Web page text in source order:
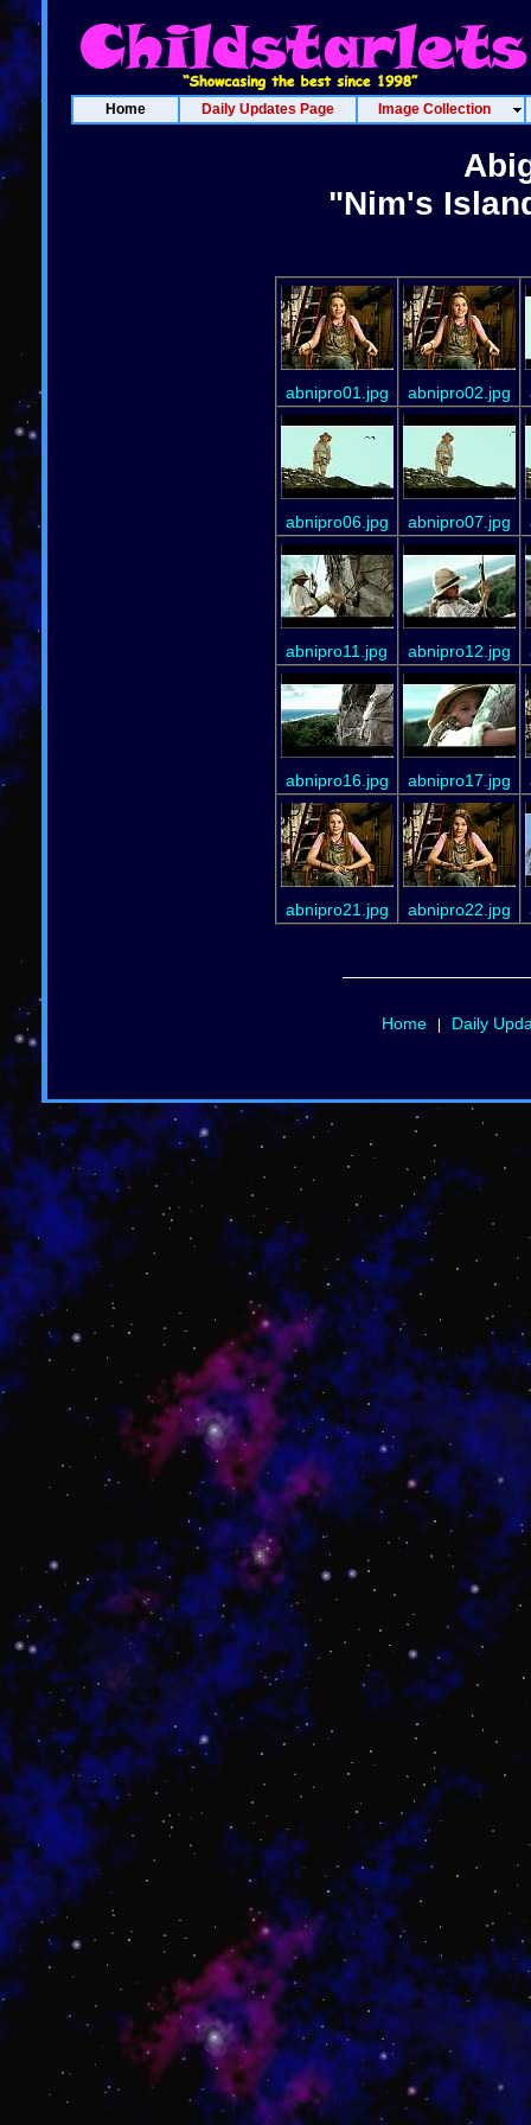
Home Daily Updates Page Image Collection
"Nim's
abnipro01.jpg abnipro02.jpg
abnipro06.jpg abnipro07.jpg
abnipro11.jpg abnipro12.jpg
abnipro16.jpg abnipro17.jpg
abnipro21.jpg abnipro22.jpg
Home| Daily